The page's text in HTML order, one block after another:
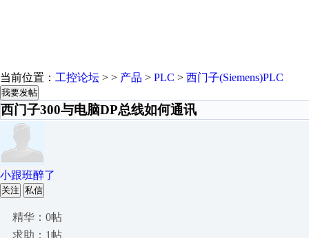
当前位置： 工控论坛 > > 产品 > PLC > 西门子(Siemens)PLC
我要发帖
西门子300与电脑DP总线如何通讯
小跟班醉了
关注 私信
精华：0帖
求助：1帖